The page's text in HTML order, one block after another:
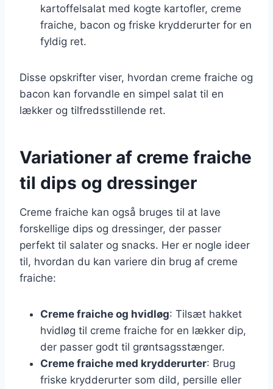
kartoffelsalat med kogte kartofler, creme
fraiche, bacon og friske krydderurter for en
fyldig ret.
Disse opskrifter viser, hvordan creme fraiche og
bacon kan forvandle en simpel salat til en
lækker og tilfredsstillende ret.
Variationer af creme fraiche
til dips og dressinger
Creme fraiche kan også bruges til at lave
forskellige dips og dressinger, der passer
perfekt til salater og snacks. Her er nogle ideer
til, hvordan du kan variere din brug af creme
fraiche:
Creme fraiche og hvidløg: Tilsæt hakket
hvidløg til creme fraiche for en lækker dip,
der passer godt til grøntsagsstænger.
Creme fraiche med krydderurter: Brug
friske krydderurter som dild, persille eller